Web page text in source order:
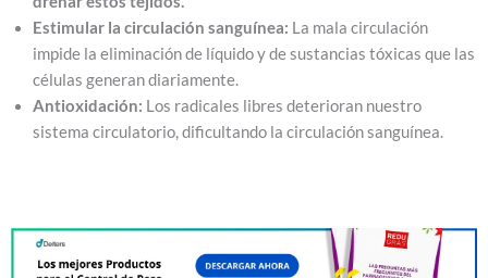
Estimular la circulación sanguínea: La mala circulación
impide la eliminación de líquido y de sustancias tóxicas que las
células generan diariamente.
Antioxidación: Los radicales libres deterioran nuestro
sistema circulatorio, dificultando la circulación sanguínea.